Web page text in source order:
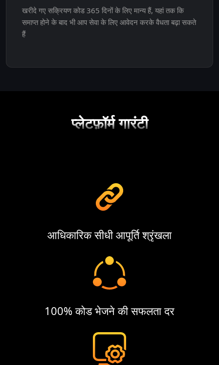
खरीदे गए सक्रियण कोड 365 दिनों के लिए मान्य हैं, यहां तक कि
समाप्त होने के बाद भी आप सेवा के लिए आवेदन करके वैधता बढ़ा सकते
हैं
प्लेटफ़ॉर्म गारंटी
आधिकारिक सीधी आपूर्ति श्रृंखला
100% कोड भेजने की सफलता दर